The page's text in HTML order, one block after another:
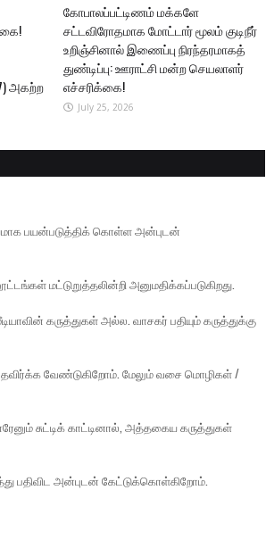
அகற்ற
கோபாலப்பட்டிணம் மக்களே
சட்டவிரோதமாக மோட்டார் மூலம் குடிநீர்
உறிஞ்சினால் இணைப்பு நிரந்தரமாகத்
துண்டிப்பு: ஊராட்சி மன்ற செயலாளர்
எச்சரிக்கை!
July 25, 2026
பயன்படுத்திக் கொள்ள அன்புடன்
மட்டுறுத்தலின்றி அனுமதிக்கப்படுகிறது.
கருத்துகள் அல்ல. வாசகர் பதியும் கருத்துக்கு
தவிர்க்க வேண்டுகிறோம். மேலும் வசை மொழிகள் /
சுட்டிக் காட்டினால், அத்தகைய கருத்துகள்
பதிவிட அன்புடன் கேட்டுக்கொள்கிறோம்.